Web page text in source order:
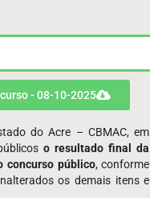
do Acre – CBMAC, em
o resultado final da
concurso público, conforme
os demais itens e
- 08-10-2025